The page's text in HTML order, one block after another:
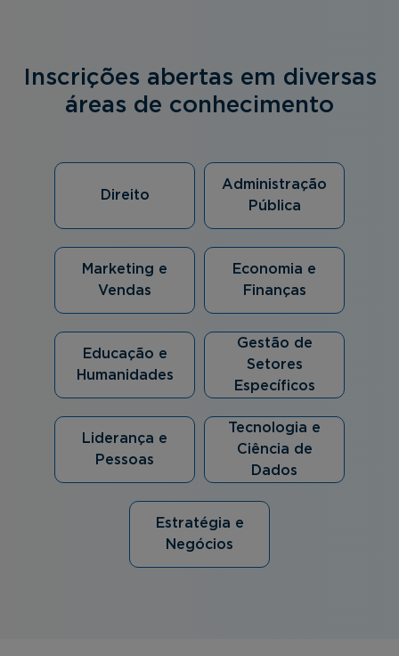
Inscrições abertas em diversas
áreas de conhecimento
Direito
Administração
Pública
Marketing e
Vendas
Economia e
Finanças
Educação e
Humanidades
Gestão de
Setores
Específicos
Liderança e
Pessoas
Tecnologia e
Ciência de
Dados
Estratégia e
Negócios